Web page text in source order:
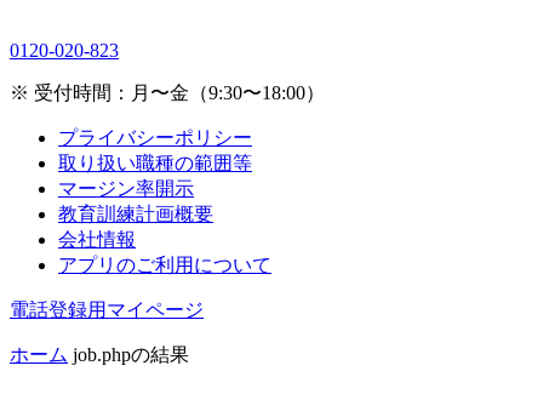
0120-020-823
※ 受付時間：月〜金（9:30〜18:00）
プライバシーポリシー
取り扱い職種の範囲等
マージン率開示
教育訓練計画概要
会社情報
アプリのご利用について
電話登録用マイページ
ホーム job.phpの結果